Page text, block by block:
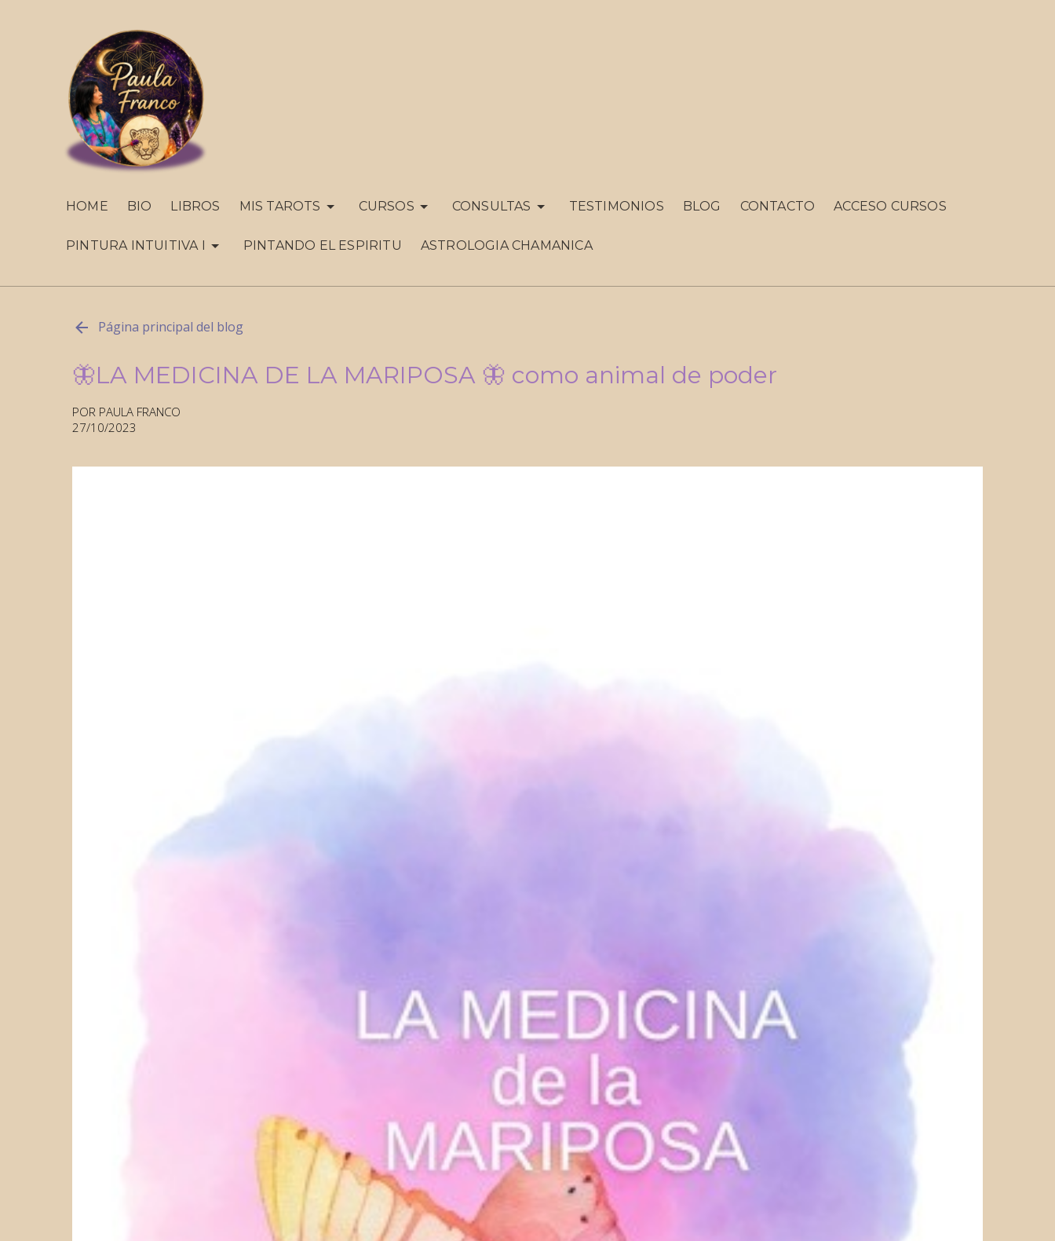
HOME BIO LIBROS MIS TAROTS CURSOS CONSULTAS TESTIMONIOS BLOG CONTACTO ACCESO CURSOS
PINTURA INTUITIVA I PINTANDO EL ESPIRITU ASTROLOGIA CHAMANICA
Página principal del blog
🦋LA MEDICINA DE LA MARIPOSA 🦋 como animal de poder
POR PAULA FRANCO
27/10/2023